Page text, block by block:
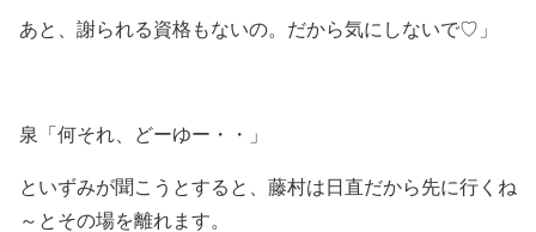
あと、謝られる資格もないの。だから気にしないで♡」
泉「何それ、どーゆー・・」
といずみが聞こうとすると、藤村は日直だから先に行くね
～とその場を離れます。